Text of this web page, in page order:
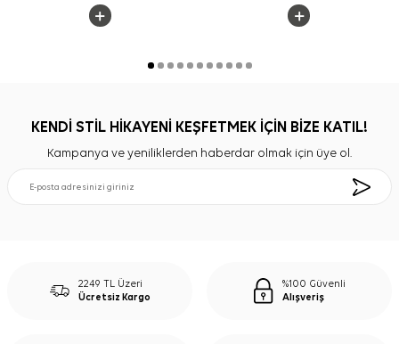
KENDİ STİL HİKAYENİ KEŞFETMEK İÇİN BİZE KATIL!
Kampanya ve yeniliklerden haberdar olmak için üye ol.
2249 TL Üzeri
Ücretsiz Kargo
%100 Güvenli
Alışveriş